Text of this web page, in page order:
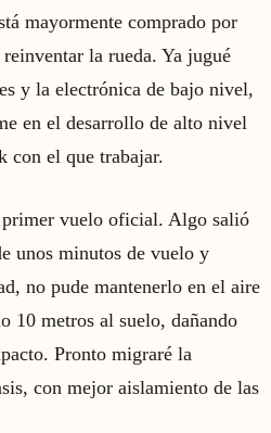
mayormente comprado por
la rueda. Ya jugué
y la electrónica de bajo nivel,
en el desarrollo de alto nivel
con el que trabajar.
vuelo oficial. Algo salió
unos minutos de vuelo y
no pude mantenerlo en el aire
10 metros al suelo, dañando
Pronto migraré la
con mejor aislamiento de las